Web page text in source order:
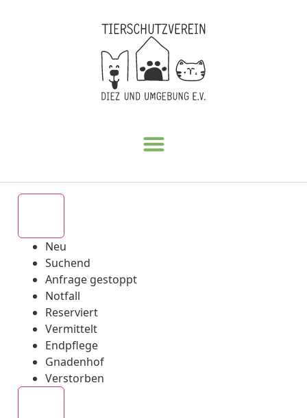
Neu
Suchend
Anfrage gestoppt
Notfall
Reserviert
Vermittelt
Endpflege
Gnadenhof
Verstorben